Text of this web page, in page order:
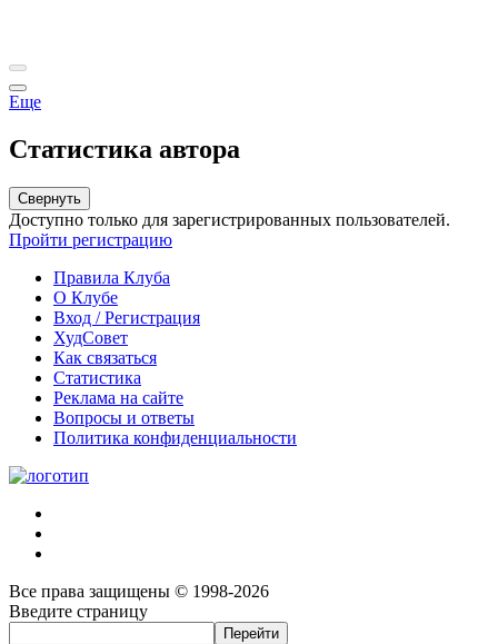
Еще
Статистика автора
Свернуть
Доступно только для зарегистрированных пользователей.
Пройти регистрацию
Правила Клуба
О Клубе
Вход / Регистрация
ХудСовет
Как связаться
Статистика
Реклама на сайте
Вопросы и ответы
Политика конфиденциальности
Все права защищены © 1998-2026
Введите страницу